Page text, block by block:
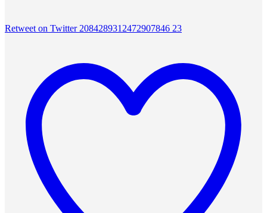
Retweet on Twitter 2084289312472907846 23